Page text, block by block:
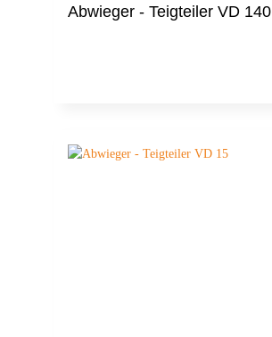
Abwieger - Teigteiler VD 140